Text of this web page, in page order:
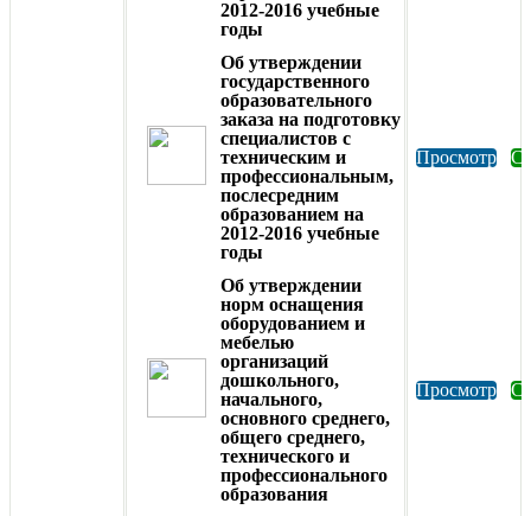
2012-2016 учебные
годы
Об утверждении
государственного
образовательного
заказа на подготовку
специалистов с
техническим и
профессиональным,
послесредним
образованием на
2012-2016 учебные
годы
Просмотр
Об утверждении
норм оснащения
оборудованием и
мебелью
организаций
дошкольного,
начального,
основного среднего,
общего среднего,
технического и
профессионального
образования
Просмотр